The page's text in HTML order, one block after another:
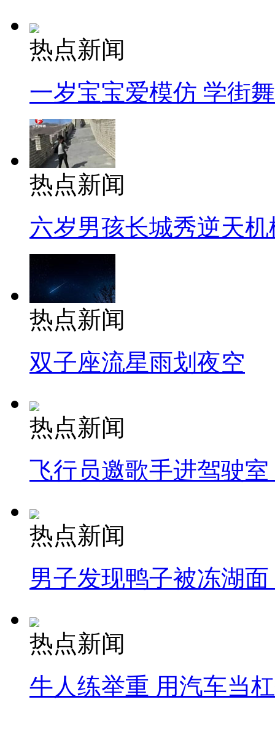
热点新闻
一岁宝宝爱模仿 学街
热点新闻
六岁男孩长城秀逆天机
热点新闻
双子座流星雨划夜空
热点新闻
飞行员邀歌手进驾驶
热点新闻
男子发现鸭子被冻湖
热点新闻
牛人练举重 用汽车当